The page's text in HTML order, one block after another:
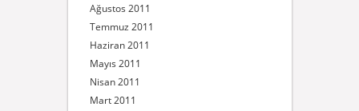
Ağustos 2011
Temmuz 2011
Haziran 2011
Mayıs 2011
Nisan 2011
Mart 2011